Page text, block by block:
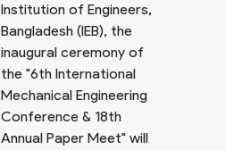
Institution of Engineers,
Bangladesh (IEB), the
inaugural ceremony of
the "6th International
Mechanical Engineering
Conference & 18th
Annual Paper Meet" will